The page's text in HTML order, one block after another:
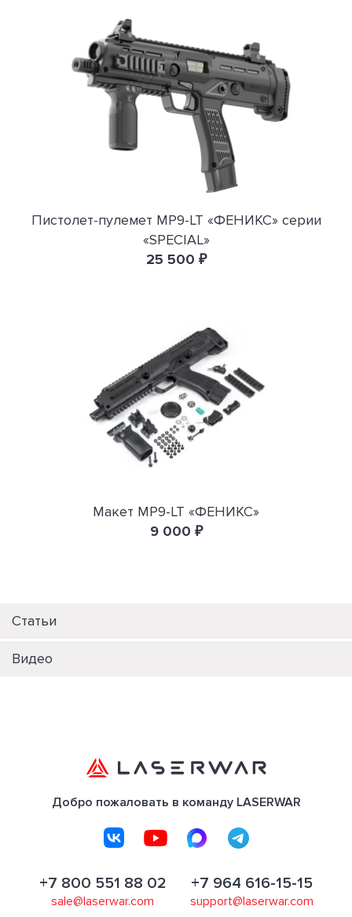
Пистолет-пулемет MP9-LT «ФЕНИКС» серии
«SPECIAL»
25 500 ₽
Макет MP9-LT «ФЕНИКС»
9 000 ₽
Статьи
Видео
Добро пожаловать в команду LASERWAR
+7 800 551 88 02
sale@laserwar.com
+7 964 616-15-15
support@laserwar.com